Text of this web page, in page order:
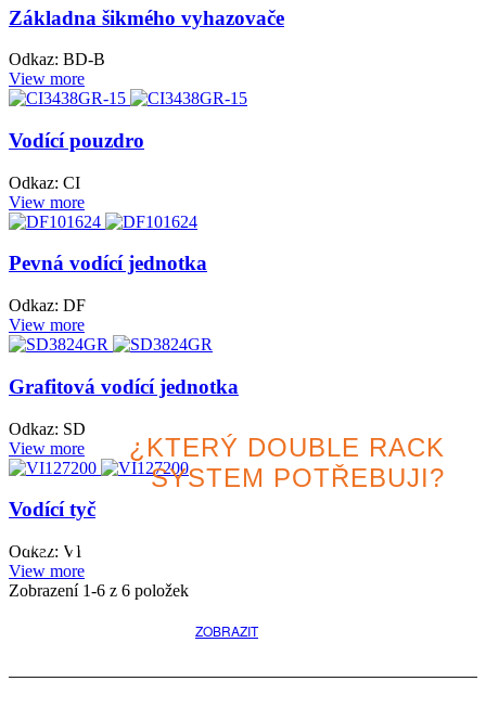
Základna šikmého vyhazovače
Odkaz: BD-B
View more
Vodící pouzdro
Odkaz: CI
View more
Pevná vodící jednotka
Odkaz: DF
View more
Grafitová vodící jednotka
Odkaz: SD
View more
Vodící tyč
Odkaz: VI
View more
Zobrazení 1-6 z 6 položek
¿KTERÝ DOUBLE RACK
SYSTEM POTŘEBUJI?
Vyhledejte nejlepší variantu
ZOBRAZIT